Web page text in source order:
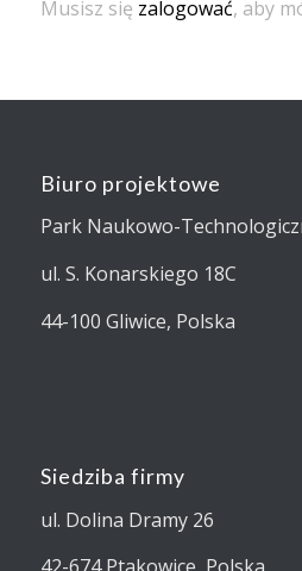
Musisz się zalogować, aby
Biuro projektowe
Park Naukowo-
ul. S. Konarskiego 18C
44-100 Gliwice, Polska
Siedziba firmy
ul. Dolina Dramy 26